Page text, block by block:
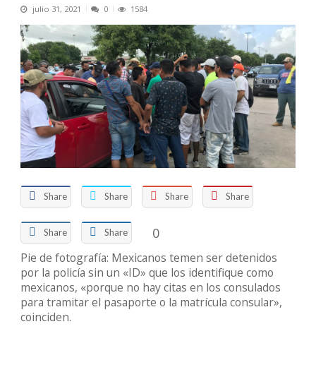
julio 31, 2021 0 1584
Share Share Share Share
Share Share 0
Pie de fotografía: Mexicanos temen ser detenidos
por la policía sin un «ID» que los identifique como
mexicanos, «porque no hay citas en los consulados
para tramitar el pasaporte o la matrícula consular»,
coinciden.